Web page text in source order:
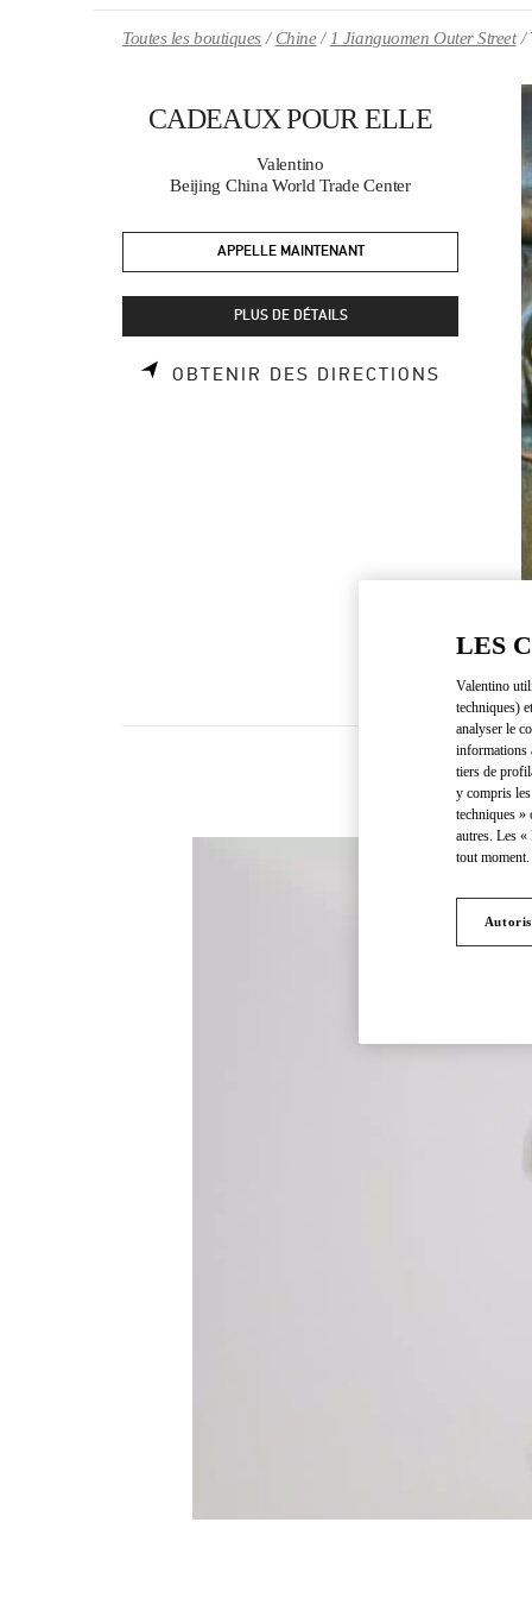
Toutes les boutiques Chine 1 Jianguomen Outer Street
CADEAUX POUR ELLE
Valentino
Beijing China World Trade Center
APPELLE MAINTENANT
PLUS DE DÉTAILS
OBTENIR DES DIRECTIONS LINK
LES
Valentino
techniques)
analyser le
informations
tiers de
y compris
techniques »
autres. Les «
tout